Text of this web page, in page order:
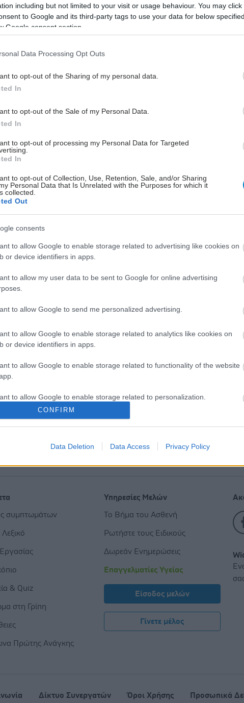
including but not limited to your visit or usage behaviour. You may
to Google and its third-party tags to use your data for below
Google consent section.
Data Processing Opt Outs
to opt-out of the Sharing of my personal data.
In
to opt-out of the Sale of my Personal Data.
In
to opt-out of processing my Personal Data for Targeted
In
to opt-out of Collection, Use, Retention, Sale, and/or Sharing
Personal Data that Is Unrelated with the Purposes for which it
collected.
Out
consents
to allow Google to enable storage related to advertising like cookies on
or device identifiers in apps.
to allow my user data to be sent to Google for online advertising
to allow Google to send me personalized advertising.
to allow Google to enable storage related to analytics like cookies on
or device identifiers in apps.
to allow Google to enable storage related to functionality of the website
to allow Google to enable storage related to personalization.
to allow Google to enable storage related to security, including
CONFIRM
Data Deletion Data Access Privacy Policy
διπολικής διαταραχής Φυτικές ίνες και οι
συμπτωμάτων
Λεξικό
& Quiz
στη Γρίπη
Πρώτης Ανάγκης
Υπηρεσίες Μελών
Το Βήμα του Ασθενή
Ρωτήστε τους Ειδικούς
Δωρεάν Ενημερώσεις
Επαγγελματίες Υγείας
Είσοδος μελών
Γίνετε μέλος
Δίκτυο Συνεργατών Όροι Χρήσης Προσωπικά